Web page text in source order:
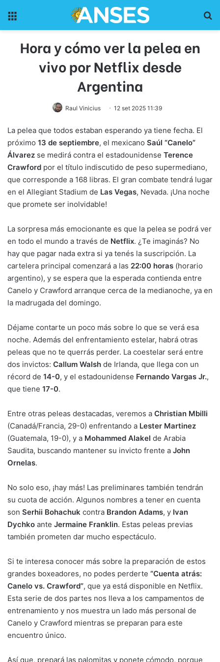
Hora y cómo ver la pelea en
vivo por Netflix desde
Argentina
Raul Vinicius 12 set 2025 11:39
La pelea que todos estaban esperando ya tiene fecha. El
próximo 13 de septiembre, el mexicano Saúl “Canelo”
Álvarez se medirá contra el estadounidense Terence
Crawford por el título indiscutido de peso supermediano,
que corresponde a 168 libras. El gran combate tendrá lugar
en el Allegiant Stadium de Las Vegas, Nevada. ¡Una noche
que promete ser inolvidable!
La sorpresa más emocionante es que la pelea se podrá ver
en todo el mundo a través de Netflix. ¿Te imaginás? No
hay que pagar nada extra si ya tenés la suscripción. La
cartelera principal comenzará a las 22:00 horas (horario
argentino), y se espera que la esperada contienda entre
Canelo y Crawford arranque cerca de la medianoche, ya en
la madrugada del domingo.
Déjame contarte un poco más sobre lo que se verá esa
noche. Además del enfrentamiento estelar, habrá otras
peleas que no te querrás perder. La coestelar será entre
dos invictos: Callum Walsh de Irlanda, que llega con un
récord de 14-0, y el estadounidense Fernando Vargas Jr.,
que tiene 17-0.
Entre otras peleas destacadas, veremos a Christian Mbilli
(Canadá/Francia, 29-0) enfrentando a Lester Martinez
(Guatemala, 19-0), y a Mohammed Alakel de Arabia
Saudita, buscando mantener su invicto frente a John
Ornelas.
No solo eso, ¡hay más! Las preliminares también tendrán
su cuota de acción. Algunos nombres a tener en cuenta
son Serhii Bohachuk contra Brandon Adams, y Ivan
Dychko ante Jermaine Franklin. Estas peleas previas
también prometen dar mucho espectáculo.
Si te interesa conocer más sobre la preparación de estos
grandes boxeadores, no podes perderte “Cuenta atrás:
Canelo vs. Crawford”, que ya está disponible en Netflix.
Esta serie de dos partes nos lleva a los campamentos de
entrenamiento y nos muestra un lado más personal de
Canelo y Crawford mientras se preparan para este
encuentro único.
Así que, prepará las palomitas y ponete cómodo, porque